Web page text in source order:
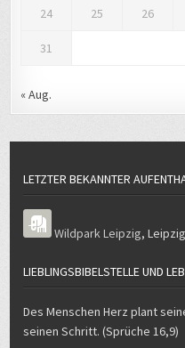
« Aug.
LETZTER BEKANNTER
LIEBLINGSBIBELSTELLE UND
Des Menschen Herz plant
Podcast „Journalist und Christ“